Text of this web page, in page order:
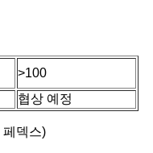
>100
협상 예정
페덱스)